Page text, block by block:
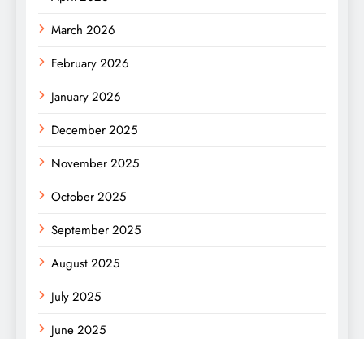
March 2026
February 2026
January 2026
December 2025
November 2025
October 2025
September 2025
August 2025
July 2025
June 2025